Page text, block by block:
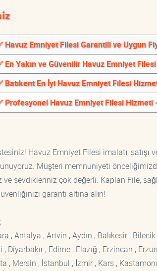
Havuz Emniyet Filesi Garantili ve Uygun
En Yakın ve Güvenilir Havuz Emniyet
Batıkent En İyi Havuz Emniyet Filesi
Profesyonel Havuz Emniyet Filesi Hizmeti
Havuz Emniyet Filesi imalatı, satışı
Müşteri memnuniyeti
sevdikleriniz çok değerli. Kaplan File,
garanti altına alın!
, Antalya , Artvin , Aydın , Balıkesir ,
Diyarbakır , Edirne , Elazığ , Erzincan ,
, Mersin , İstanbul , İzmir , Kars ,